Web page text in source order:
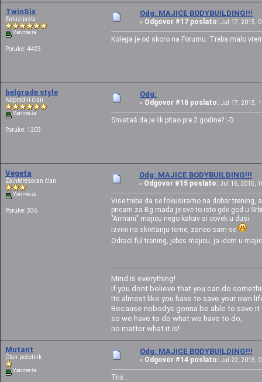
TwinSix
Entuzijasta
Van mreže
Poruke: 4423
Odg: MAJICE BODYBUILDING!!!
« Odgovor #17 poslato: Jul 17, 2015,
Kolega je od skoro na Forumu. Treba malo
belgrade style
Napredni član
Van mreže
Poruke: 1203
Odg:
« Odgovor #16 poslato: Jul 17, 2015,
Shvataš da je lik pitao pre 2 godine? :-D
Vegeta
Zainteresovan član
Van mreže
Poruke: 336
Odg: MAJICE BODYBUILDING!!!
« Odgovor #15 poslato: Jul 16, 2015,
Vise treba da se fokusiramo na dobar trening,
pricam za Bg mada je sve to isto gde god u
"Armani" majicu nego kakav si covek u dusi.
Izvini na skretanju teme, zaneo sam se
Odradi ful trening, jebes majicu, ja idem u
Mind is everything!
If you dont believe that you can do
Its almost like you have to save your own
Because nobodys gonna be able to save it
so we have to do what we have to do,
no matter what it is!
Mutant
Član početnik
Van mreže
Odg: MAJICE BODYBUILDING!!!
« Odgovor #14 poslato: Jul 22, 2013,
Tnx...